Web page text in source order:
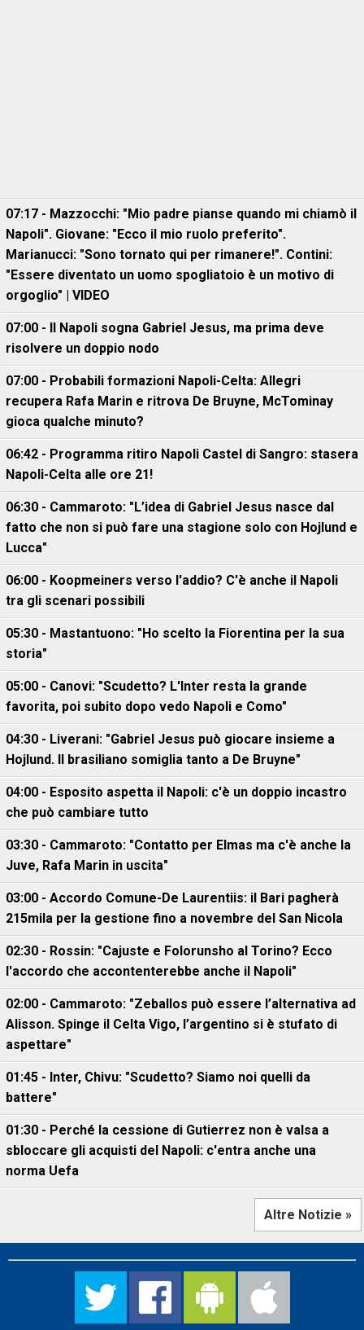
07:17 - Mazzocchi: "Mio padre pianse quando mi chiamò il
Napoli". Giovane: "Ecco il mio ruolo preferito".
Marianucci: "Sono tornato qui per rimanere!". Contini:
"Essere diventato un uomo spogliatoio è un motivo di
orgoglio" | VIDEO
07:00 - Il Napoli sogna Gabriel Jesus, ma prima deve
risolvere un doppio nodo
07:00 - Probabili formazioni Napoli-Celta: Allegri
recupera Rafa Marin e ritrova De Bruyne, McTominay
gioca qualche minuto?
06:42 - Programma ritiro Napoli Castel di Sangro: stasera
Napoli-Celta alle ore 21!
06:30 - Cammaroto: "L’idea di Gabriel Jesus nasce dal
fatto che non si può fare una stagione solo con Hojlund e
Lucca"
06:00 - Koopmeiners verso l'addio? C'è anche il Napoli
tra gli scenari possibili
05:30 - Mastantuono: "Ho scelto la Fiorentina per la sua
storia"
05:00 - Canovi: "Scudetto? L'Inter resta la grande
favorita, poi subito dopo vedo Napoli e Como"
04:30 - Liverani: "Gabriel Jesus può giocare insieme a
Hojlund. Il brasiliano somiglia tanto a De Bruyne"
04:00 - Esposito aspetta il Napoli: c'è un doppio incastro
che può cambiare tutto
03:30 - Cammaroto: "Contatto per Elmas ma c'è anche la
Juve, Rafa Marin in uscita"
03:00 - Accordo Comune-De Laurentiis: il Bari pagherà
215mila per la gestione fino a novembre del San Nicola
02:30 - Rossin: "Cajuste e Folorunsho al Torino? Ecco
l'accordo che accontenterebbe anche il Napoli"
02:00 - Cammaroto: "Zeballos può essere l’alternativa ad
Alisson. Spinge il Celta Vigo, l’argentino si è stufato di
aspettare"
01:45 - Inter, Chivu: "Scudetto? Siamo noi quelli da
battere"
01:30 - Perché la cessione di Gutierrez non è valsa a
sbloccare gli acquisti del Napoli: c'entra anche una
norma Uefa
Altre Notizie »